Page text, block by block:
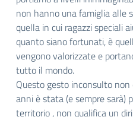
non hanno una famiglia alle
quella in cui ragazzi speciali
quanto siano fortunati, è
vengono valorizzate e
tutto il mondo.
Questo gesto inconsulto
anni è stata (e sempre sarà)
territorio , non qualifica un